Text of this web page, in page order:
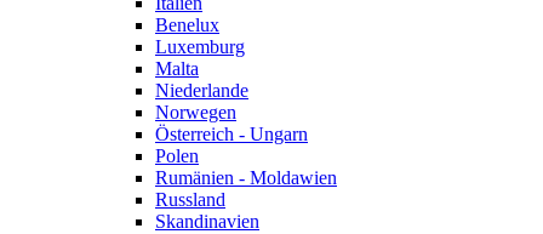
Benelux
Luxemburg
Malta
Niederlande
Norwegen
Österreich - Ungarn
Polen
Rumänien - Moldawien
Russland
Skandinavien